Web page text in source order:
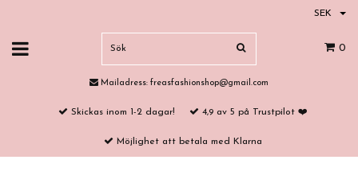
SEK
0
Mailadress: freasfashionshop@gmail.com
Skickas inom 1-2 dagar! 4,9 av 5 på Trustpilot ❤️
Möjlighet att betala med Klarna